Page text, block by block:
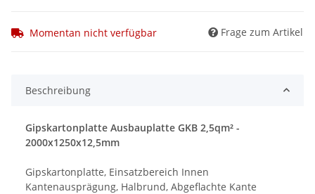
Momentan nicht verfügbar Frage zum Artikel
Beschreibung
Gipskartonplatte Ausbauplatte GKB 2,5qm² -
2000x1250x12,5mm
Gipskartonplatte, Einsatzbereich Innen
Kantenausprägung, Halbrund, Abgeflachte Kante